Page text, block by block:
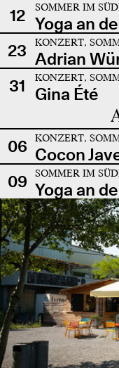
12 SOMMER IM
Yoga an
23
KONZERT,
Adrian
31
KONZERT,
Gina Été
06 KONZERT,
Cocon
09
SOMMER IM
Yoga an